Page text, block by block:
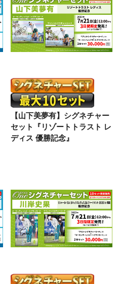
【山下美夢有】シグネチャー
セット『リゾートトラスト レ
ディス 優勝記念』